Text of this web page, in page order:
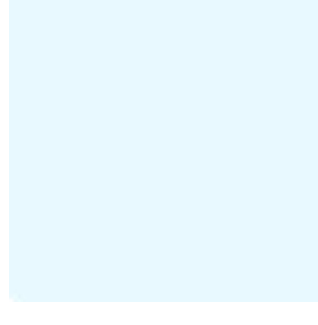
indirectos